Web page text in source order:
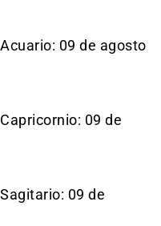
09 de agosto
09 de
09 de